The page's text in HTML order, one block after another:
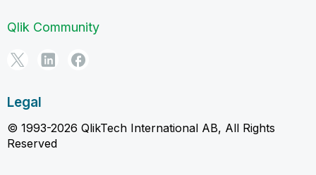
Qlik Community
Legal
© 1993-2026 QlikTech International AB, All Rights
Reserved